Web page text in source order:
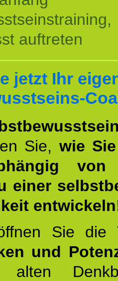
auftreten
jetzt Ihr
Sie, wie
von
einer
Sie
und